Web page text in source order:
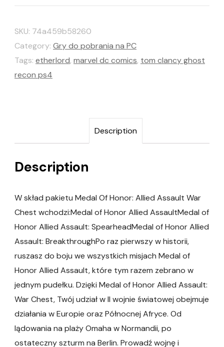
SKU: 74a459b58260
Category: Gry do pobrania na PC
Tags: etherlord, marvel dc comics, tom clancy ghost
recon ps4
Description
Description
W skład pakietu Medal Of Honor: Allied Assault War
Chest wchodzi:Medal of Honor Allied AssaultMedal of
Honor Allied Assault: SpearheadMedal of Honor Allied
Assault: BreakthroughPo raz pierwszy w historii,
ruszasz do boju we wszystkich misjach Medal of
Honor Allied Assault, które tym razem zebrano w
jednym pudełku. Dzięki Medal of Honor Allied Assault:
War Chest, Twój udział w II wojnie światowej obejmuje
działania w Europie oraz Północnej Afryce. Od
lądowania na plaży Omaha w Normandii, po
ostateczny szturm na Berlin. Prowadź wojnę i